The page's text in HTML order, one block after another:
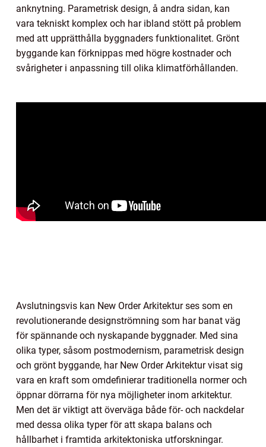
anknytning. Parametrisk design, å andra sidan, kan
vara tekniskt komplex och har ibland stött på problem
med att upprätthålla byggnaders funktionalitet. Grönt
byggande kan förknippas med högre kostnader och
svårigheter i anpassning till olika klimatförhållanden.
Avslutningsvis kan New Order Arkitektur ses som en
revolutionerande designströmning som har banat väg
för spännande och nyskapande byggnader. Med sina
olika typer, såsom postmodernism, parametrisk design
och grönt byggande, har New Order Arkitektur visat sig
vara en kraft som omdefinierar traditionella normer och
öppnar dörrarna för nya möjligheter inom arkitektur.
Men det är viktigt att överväga både för- och nackdelar
med dessa olika typer för att skapa balans och
hållbarhet i framtida arkitektoniska utforskningar.